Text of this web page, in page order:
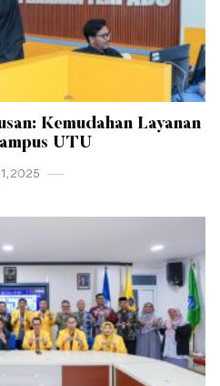
Kemudahan Layanan
UTU
, 2025